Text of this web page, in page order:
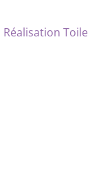
Réalisation Toile